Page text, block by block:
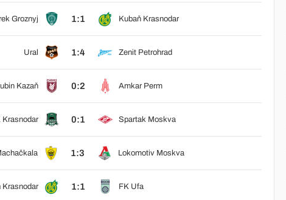
Groznyj 1:1 Kubaň Krasnodar
Ural 1:4 Zenit Petrohrad
Kazaň 0:2 Amkar Perm
Krasnodar 0:1 Spartak Moskva
1:3 Lokomotiv Moskva
Krasnodar 1:1 FK Ufa